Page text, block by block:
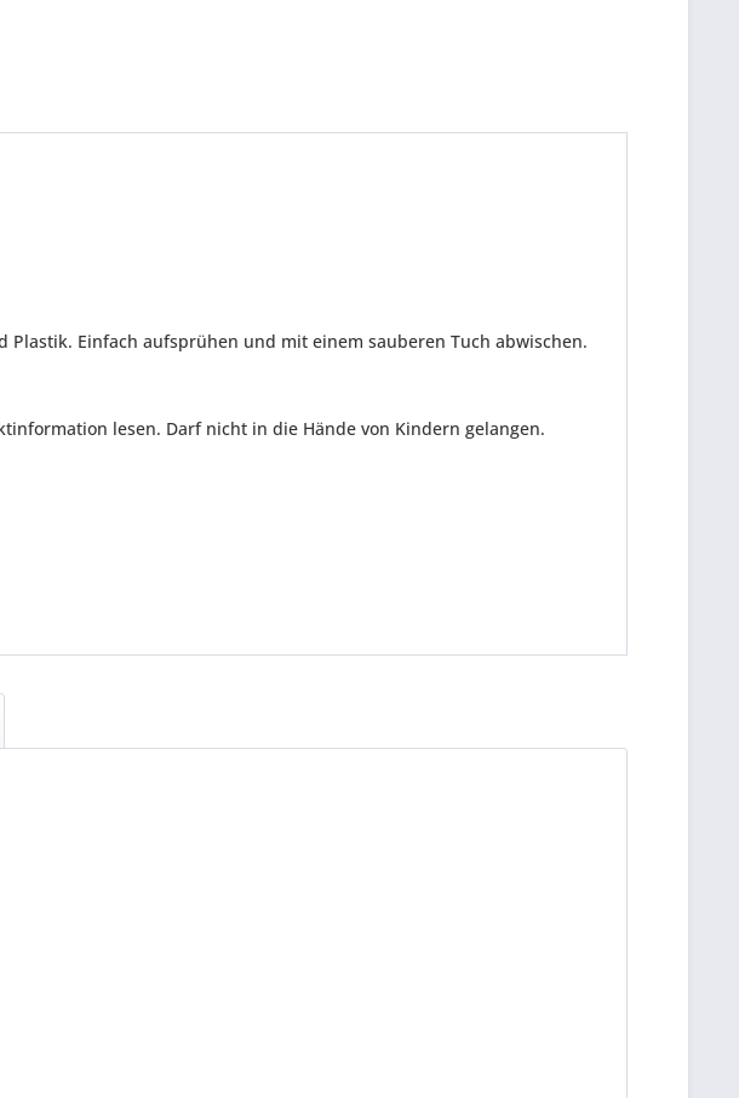
Plastik. Einfach aufsprühen und mit einem sauberen Tuch abwischen.
lesen. Darf nicht in die Hände von Kindern gelangen.